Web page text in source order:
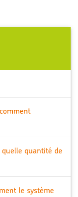
quantité de
le système